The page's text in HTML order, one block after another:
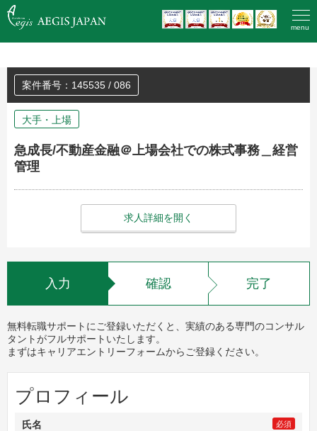
menu
HOME
案件番号：145535 / 086
大手・上場
急成長/不動産金融＠上場会社での株式事務＿経営
管理
求人詳細を開く
入力 確認 完了
無料転職サポートにご登録いただくと、実績のある専門のコンサル
タントがフルサポートいたします。
まずはキャリアエントリーフォームからご登録ください。
プロフィール
氏名 必須